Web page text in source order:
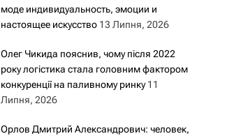
моде индивидуальность, эмоции и
настоящее искусство 13 Липня, 2026
Олег Чикида пояснив, чому після 2022
року логістика стала головним фактором
конкуренції на паливному ринку 11
Липня, 2026
Орлов Дмитрий Александрович: человек,